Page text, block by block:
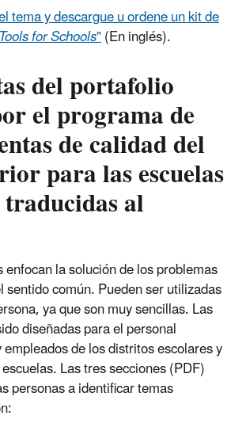
tema y descargue u ordene un kit de
for Schools"(En inglés).
del portafolio
el programa de
de calidad del
para las escuelas
al
la solución de los problemas
sentido común. Pueden ser utilizadas
ya que son muy sencillas. Las
diseñadas para el personal
de los distritos escolares y
Las tres secciones (PDF)
personas a identificar temas